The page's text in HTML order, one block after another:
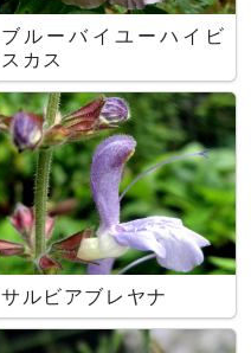
ブルーバイユーハイビ
スカス
サルビアブレヤナ